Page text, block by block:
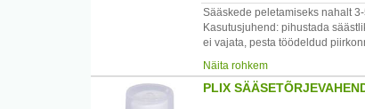
Sääskede peletamiseks nahalt
Kasutusjuhend: pihustada
ei vajata, pesta töödeldud
suuümbrusesse, kaenla alla,
sissehingamist. Vältida
Näita rohkem
PLIX